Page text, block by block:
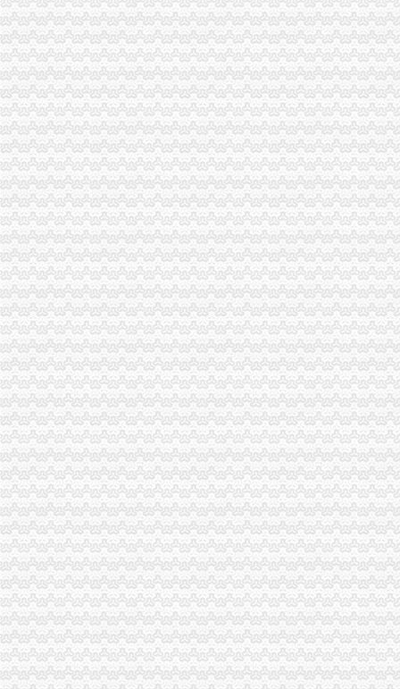
梁平局“12315维权流动车”重庆代办公司进村入户
北碚区倡导消费保护环境 共同营造和谐
垫江局“八项措施”重庆代办公司加校园周边环境整
黔江局立足“三重点”重庆代办营业执照抓好干部教育培训
高新园局隆重举行“3.15”渝中区代办营业执照纪念活动
黔江局渝中区工商代办深入开展3.15活动
铜梁局重庆代办营业执照形式多样开展3.15国际消费者权益日纪念活动
城口3.15 活动展示城口工商新形象
双桥区隆重纪念3.15国际消费者权益保护日
巫山局重庆代办公司3.15活动呈现三大点
经开园局采取“三走进”重庆代办营业执照方式扎实开展“3.15”活动
奉节局“3.15”重庆代办公司纪念活动体现三个新
荣昌县3.15活动呈现四大点
合川局渝中区代办公司形式多样开展3.15主题宣活动
市局12315指挥中心“3.15”渝中区代办公司期间申诉举报受理况
酉局重庆代办公司隆重纪念3．15活动。
巴南局木洞所“五动”渝中区工商代办机制深入开展“3.15”宣活动
大足县隆重纪念“3·15”渝中区代办营业执照国际消费者权益日
黔江局渝中区工商代办深化岗位大练活动
全市重庆代办公司移动电话机市场秩序专项整工作取得实效
垫江局隆重举行3?15纪念活动暨“走进三农”渝中区工商代办活动启动仪式
潼南局三结合做好“3.15”渝中区代办公司现场宣活动
永川局化农资市重庆代办公司场监管取得初步成效
酉局渝中区代办营业执照以规范求节约 以节约促发展
涪陵局突出“三抓”重庆代办公司促“3.15”宣活动成效彰显
高新区局隆重纪念“3?15”重庆代办公司国际消费者权益日
市局领导亲自坐阵12315综合指挥调度中心指挥处理央视“3.15”晚会移转的渝中